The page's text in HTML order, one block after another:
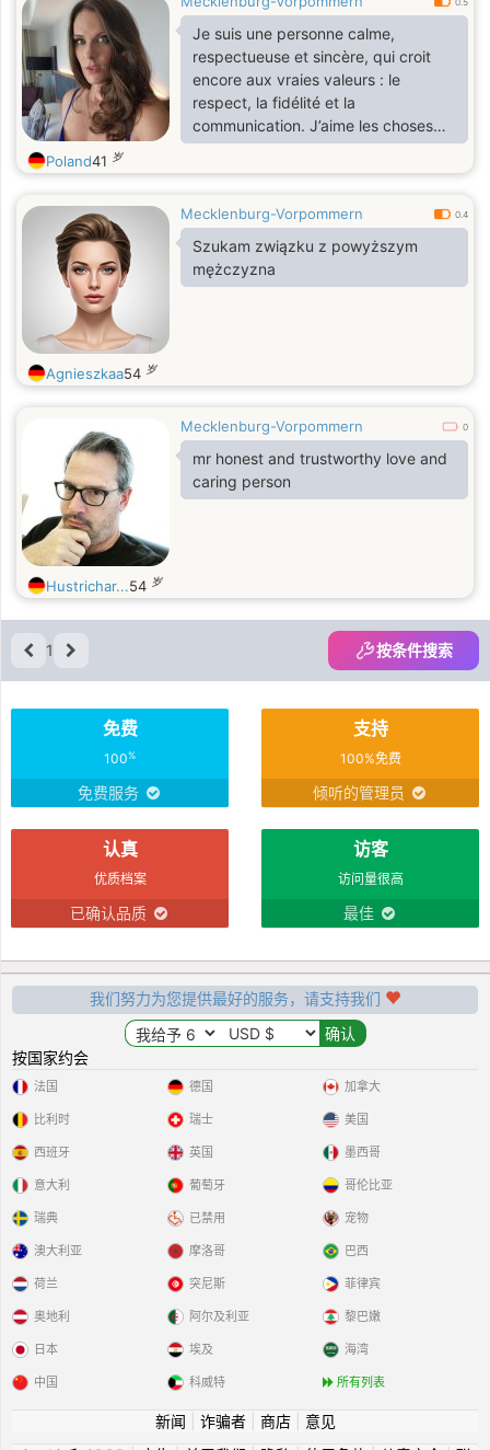
0.5
Je suis une personne calme,
respectueuse et sincère, qui croit
encore aux vraies valeurs : le
respect, la fidélité et la
communication. J’aime les choses
simples de la vie, les moments de
partage et les discussions
sérieuse basée sur la confiance, le
soutien mutuel et l’amour vrai.
Poland41 岁
Mecklenburg-Vorpommern 0.4
Szukam związku z powyższym
mężczyzna
Agnieszkaa54 岁
Mecklenburg-Vorpommern 0
mr honest and trustworthy love and
caring person
Hustrichar...54 岁
1 按条件搜索
免费
100%
免费服务
支持
100%免费
倾听的管理员
认真
优质档案
已确认品质
访客
访问量很高
最佳
我们努力为您提供最好的服务，请支持我们
按国家约会
法国
比利时
西班牙
意大利
瑞典
德国
瑞士
英国
葡萄牙
已禁用
加拿大
美国
墨西哥
哥伦比亚
宠物
澳大利亚
荷兰
奥地利
日本
中国
摩洛哥
突尼斯
阿尔及利亚
埃及
科威特
巴西
菲律宾
黎巴嫩
海湾
所有列表
新闻 诈骗者| 商店| 意见